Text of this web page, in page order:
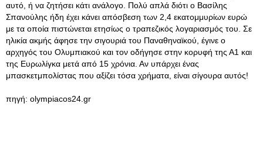
αυτό, ή να ζητήσει κάτι ανάλογο. Πολύ απλά διότι ο Βασίλης
Σπανούλης ήδη έχει κάνει απόσβεση των 2,4 εκατομμυρίων ευρώ
με τα οποία πιστώνεται ετησίως ο τραπεζικός λογαριασμός του. Σε
ηλικία ακμής άφησε την σιγουριά του Παναθηναϊκού, έγινε ο
αρχηγός του Ολυμπιακού και τον οδήγησε στην κορυφή της Α1 και
της Ευρωλίγκα μετά από 15 χρόνια. Αν υπάρχει ένας
μπασκετμπολίστας που αξίζει τόσα χρήματα, είναι σίγουρα αυτός!
πηγή: olympiacos24.gr